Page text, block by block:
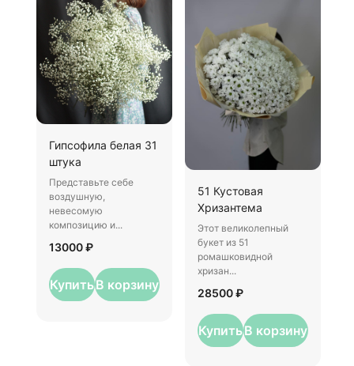
Гипсофила белая 31
штука
Представьте себе
воздушную,
невесомую
композицию и...
13000 ₽
КупитьВ корзину
51 Кустовая
Хризантема
Этот великолепный
букет из 51
ромашковидной
хризан...
28500 ₽
КупитьВ корзину